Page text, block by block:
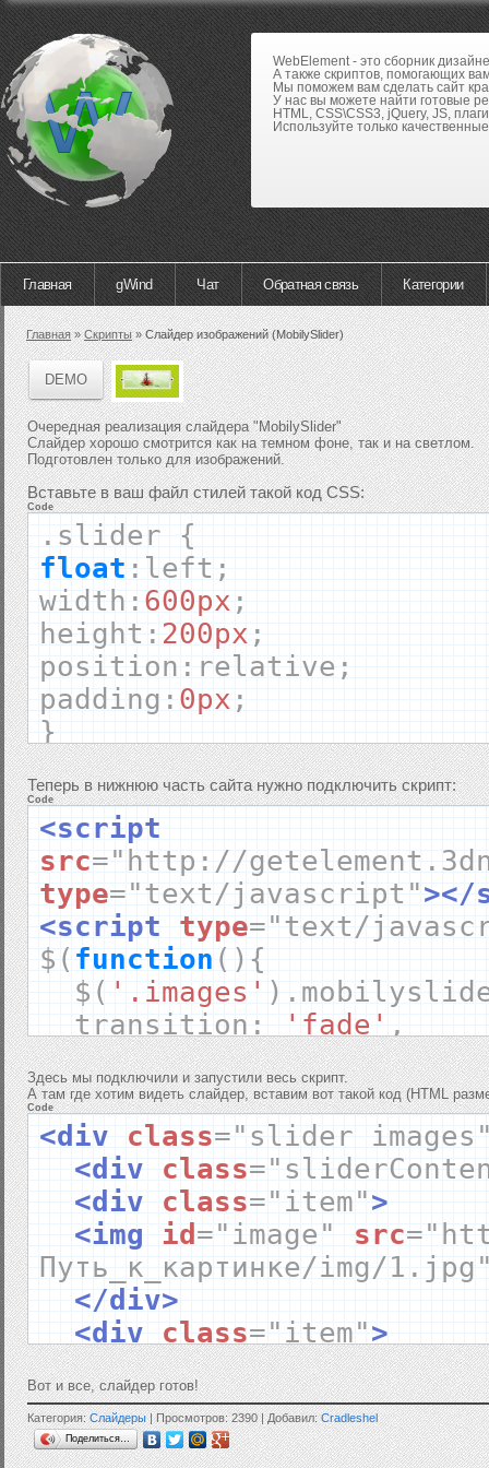
WebElement - это сборник
А также скриптов, помогающих
Мы поможем вам сделать сайт
У нас вы можете найти готовые
HTML, CSS\CSS3, jQuery, JS,
Используйте только
Главная gWind Чат Обратная связь Категории
Главная»Скрипты»Слайдер изображений (MobilySlider)
DEMO
Очередная реализация слайдера "MobilySlider"
Слайдер хорошо смотрится как на темном фоне, так и на светлом.
Подготовлен только для изображений.
Вставьте в ваш файл стилей такой код CSS:
Code
. slider {
float : left ;
width : 600px ;
height : 200px ;
position : relative ;
padding : 0px ;
}
.sliderContent{
float:left
width :600px;
height:200px ;
clear:both;
position:relative
overflow:hidden ;
border:1pxsolid#888;
padding:28px;
background: #eee;
background: -moz-linear-
#e5e5e5 100%);
background: -webkit-
bottom
color-stop ( 0%,
background: -webkit -
0%,#e5e5e5 100%);
background: -o - linear
100%);
background: -ms-linear-
100%);
background:linear-
Теперь в нижнюю часть сайта нужно подключить скрипт:
Code
<script
src="http://
type="text/javascript"></
<script
type="text/
$ ( function (){
$ ( '.images' ).
transition : 'fade' ,
animationSpeed:400,
bullets: false,
autoplay: true,
pauseOnHover: true,
arrows: true ,
arrowsHide:
false
});
});
</script>
Здесь мы подключили и запустили весь скрипт.
А там где хотим видеть слайдер, вставим вот такой код (HTML
Code
<div class="slider
<div
class=
<div
class="item">
<img
id ="image" src=
Путь_к_картинке/img/
</div>
<div
class="item">
<img id="image" src=
Путь_к_картинке/img/
</div>
Вот и все, слайдер готов!
Категория:Слайдеры| Просмотров: 2390 | Добавил:Cradleshel
Поделиться…